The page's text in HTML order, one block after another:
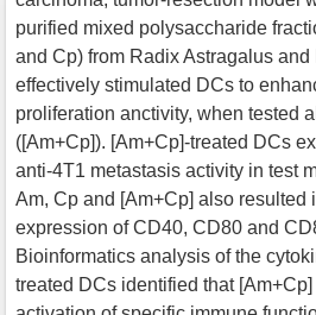
purified mixed polysaccharide
and Cp) from Radix Astragalus
effectively stimulated DCs to
proliferation anctivity, when tested
([Am+Cp]). [Am+Cp]-treated DCs
anti-4T1 metastasis activity in test
Am, Cp and [Am+Cp] also resulted
expression of CD40, CD80 and
Bioinformatics analysis of the
treated DCs identified that